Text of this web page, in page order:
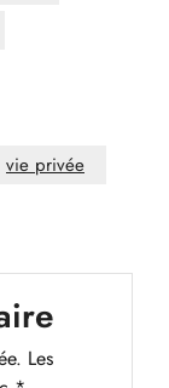
vie privée
Les